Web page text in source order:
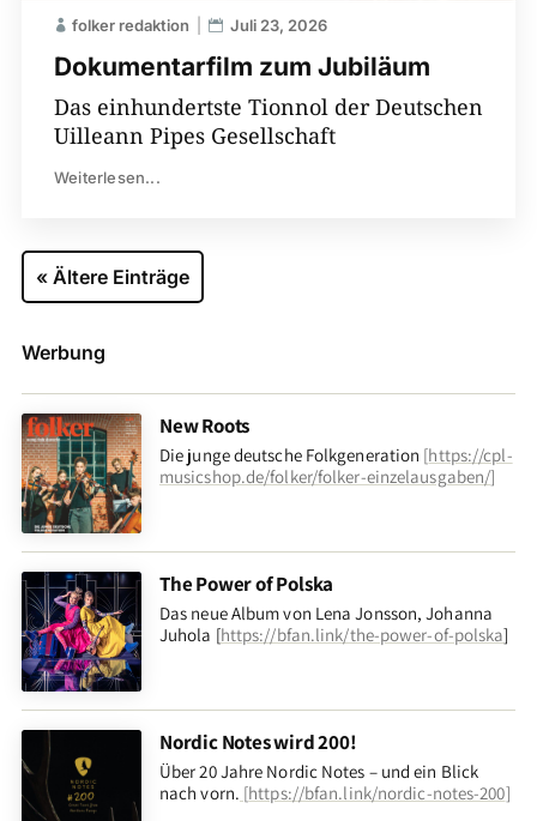
Dokumentarfilm zum Jubiläum
folker redaktion Juli 23, 2026
Das einhundertste Tionnol der Deutschen
Uilleann Pipes Gesellschaft
Weiterlesen...
« Ältere Einträge
Werbung
New Roots
Die junge deutsche Folkgeneration [https://cpl-
musicshop.de/folker/folker-einzelausgaben/]
The Power of Polska
Das neue Album von Lena Jonsson, Johanna
Juhola [https://bfan.link/the-power-of-polska]
Nordic Notes wird 200!
Über 20 Jahre Nordic Notes – und ein Blick
nach vorn. [https://bfan.link/nordic-notes-200]